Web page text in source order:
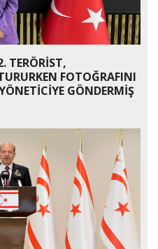
TERÖRİST,
FOTOĞRAFINI
GÖNDERMİŞ